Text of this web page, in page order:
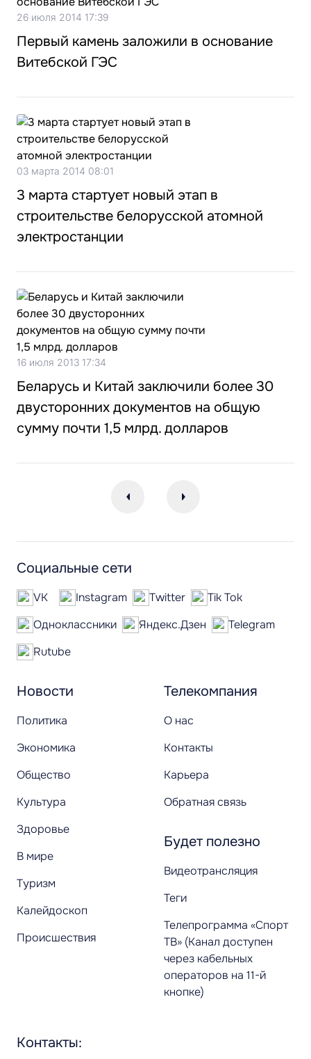
26 июля 2014 17:39
Первый камень заложили в основание
Витебской ГЭС
03 марта 2014 08:01
3 марта стартует новый этап в
строительстве белорусской атомной
электростанции
16 июля 2013 17:34
Беларусь и Китай заключили более 30
двусторонних документов на общую
сумму почти 1,5 млрд. долларов
Новости
Политика
Экономика
Общество
Культура
Здоровье
В мире
Туризм
Калейдоскоп
Происшествия
Телекомпания
О нас
Контакты
Карьера
Обратная связь
Будет полезно
Видеотрансляция
Теги
Телепрограмма «Спорт
ТВ» (Канал доступен
через кабельных
операторов на 11-й
кнопке)
Социальные сети
VK Instagram Twitter
Tik Tok
Одноклассники
Яндекс.Дзен
Telegram
Rutube
Контакты: